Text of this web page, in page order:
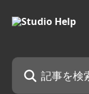
記事を検索...